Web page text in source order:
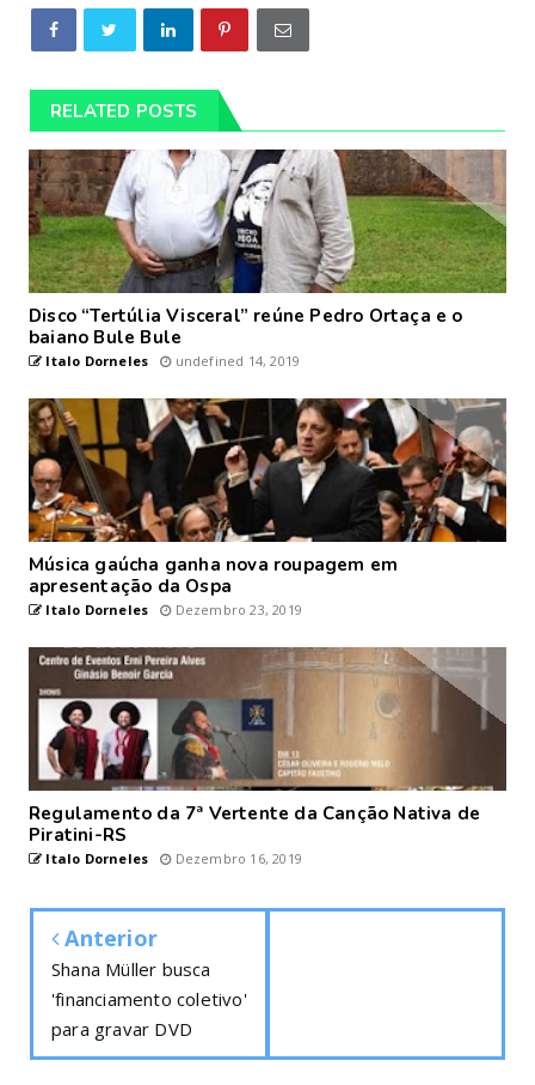
RELATED POSTS
Disco “Tertúlia Visceral” reúne Pedro Ortaça e o
baiano Bule Bule
Italo Dorneles undefined 14, 2019
Música gaúcha ganha nova roupagem em
apresentação da Ospa
Italo Dorneles Dezembro 23, 2019
Regulamento da 7ª Vertente da Canção Nativa de
Piratini-RS
Italo Dorneles Dezembro 16, 2019
Anterior
Shana Müller busca
'financiamento coletivo'
para gravar DVD